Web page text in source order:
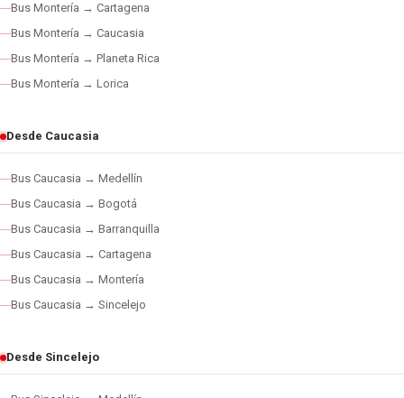
Bus Montería → Cartagena
Bus Montería → Caucasia
Bus Montería → Planeta Rica
Bus Montería → Lorica
Desde Caucasia
Bus Caucasia → Medellín
Bus Caucasia → Bogotá
Bus Caucasia → Barranquilla
Bus Caucasia → Cartagena
Bus Caucasia → Montería
Bus Caucasia → Sincelejo
Desde Sincelejo